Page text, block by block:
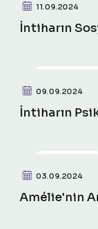
11.09.2024
İntiharın
09.09.2024
İntiharın
03.09.2024
Amélie'nin